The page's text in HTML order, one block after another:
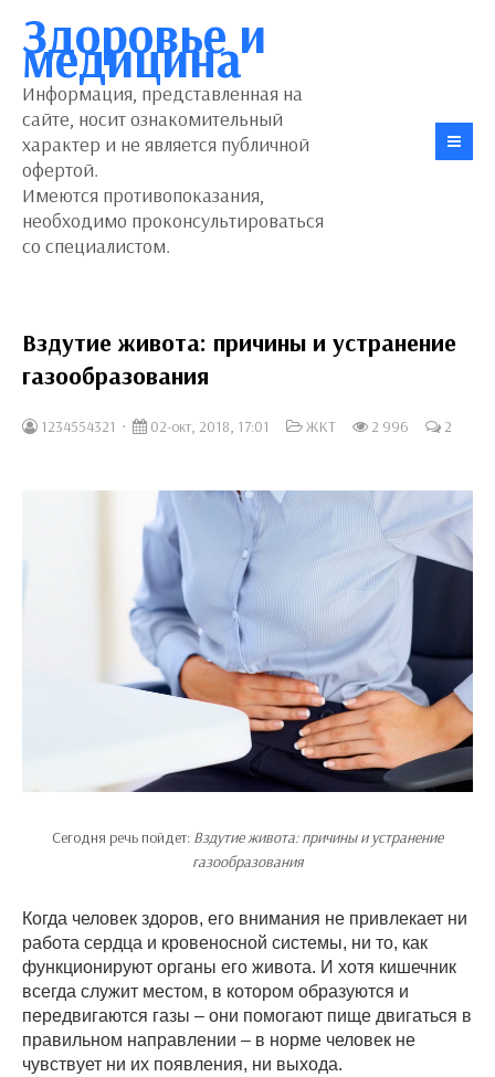
Здоровье и
медицина
Информация, представленная на
сайте, носит ознакомительный
характер и не является публичной
офертой.
Имеются противопоказания,
необходимо проконсультироваться
со специалистом.
Вздутие живота: причины и устранение
газообразования
1234554321 02-окт, 2018, 17:01 ЖКТ 2 996 2
Сегодня речь пойдет: Вздутие живота: причины и устранение
газообразования
Когда человек здоров, его внимания не привлекает ни
работа сердца и кровеносной системы, ни то, как
функционируют органы его живота. И хотя кишечник
всегда служит местом, в котором образуются и
передвигаются газы – они помогают пище двигаться в
правильном направлении – в норме человек не
чувствует ни их появления, ни выхода.